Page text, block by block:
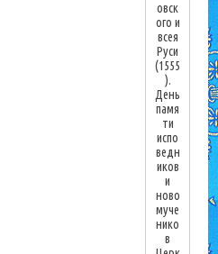
овск
ого и
всея
Руси
(1555
).
День
памя
ти
испо
ведн
иков
и
ново
муче
нико
в